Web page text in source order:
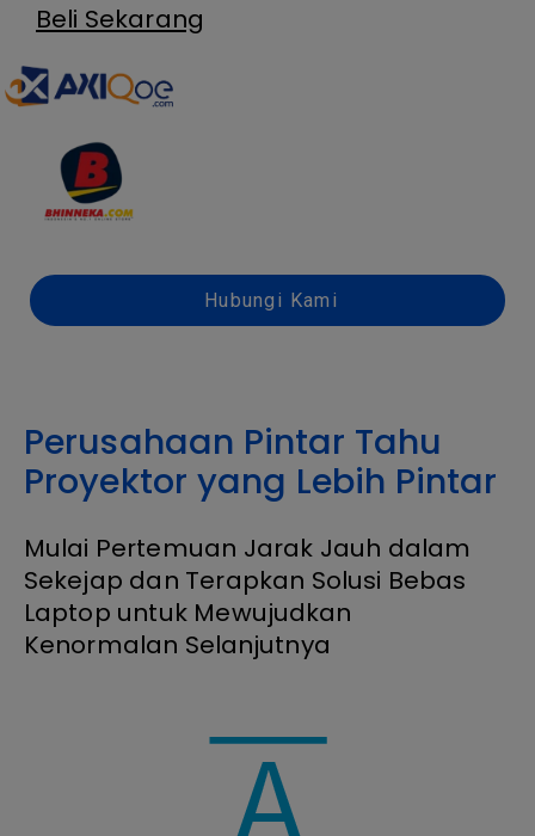
Beli Sekarang
Hubungi Kami
Perusahaan Pintar Tahu
Proyektor yang Lebih Pintar
Mulai Pertemuan Jarak Jauh dalam
Sekejap dan Terapkan Solusi Bebas
Laptop untuk Mewujudkan
Kenormalan Selanjutnya